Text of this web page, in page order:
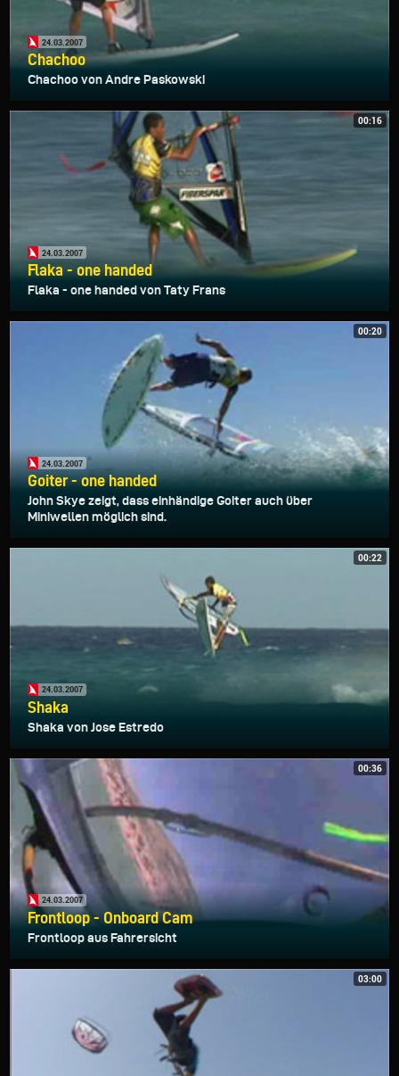
24.03.2007
Chachoo
Chachoo von Andre Paskowski
00:16
24.03.2007
Flaka - one handed
Flaka - one handed von Taty Frans
00:20
24.03.2007
Goiter - one handed
John Skye zeigt, dass einhändige Goiter auch über
Miniwellen möglich sind.
00:22
24.03.2007
Shaka
Shaka von Jose Estredo
00:36
24.03.2007
Frontloop - Onboard Cam
Frontloop aus Fahrersicht
03:00